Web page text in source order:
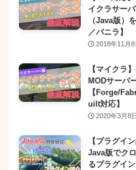
イクラサー
（Java版）
／バニラ】
2018年11月8
【マイクラ
MODサーバ
【Forge/
uilt対応】
2020年3月8日
【プラグイ
Java版でク
るプラグイ